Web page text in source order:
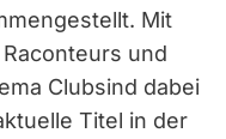
Mit
und
Clubsind dabei
Titel in der